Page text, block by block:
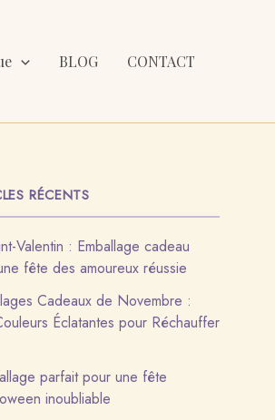
BLOG CONTACT
RÉCENTS
Valentin : Emballage cadeau
fête des amoureux réussie
Cadeaux de Novembre :
Éclatantes pour Réchauffer
parfait pour une fête
inoubliable